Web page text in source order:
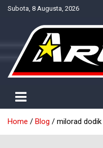
SkipSubota, 8 Augusta, 2026
NTV Arena
Home Blog milorad dodik